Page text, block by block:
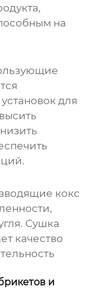
на
установок для
кокс
Сушка
качество
и